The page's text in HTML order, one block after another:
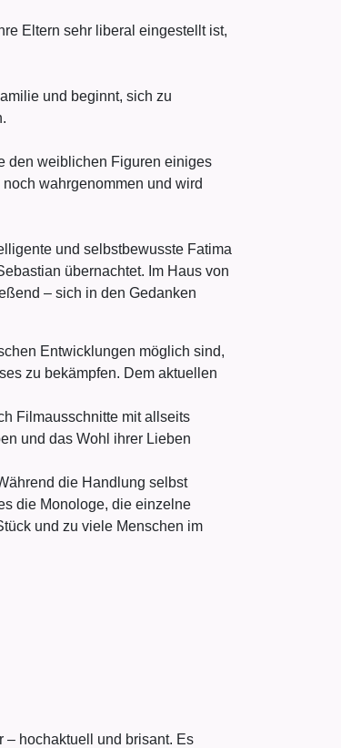
Eltern sehr liberal eingestellt ist,
und beginnt, sich zu
den weiblichen Figuren einiges
wahrgenommen und wird
und selbstbewusste Fatima
übernachtet. Im Haus von
– sich in den Gedanken
Entwicklungen möglich sind,
zu bekämpfen. Dem aktuellen
Filmausschnitte mit allseits
und das Wohl ihrer Lieben
die Handlung selbst
die Monologe, die einzelne
und zu viele Menschen im
– hochaktuell und brisant. Es